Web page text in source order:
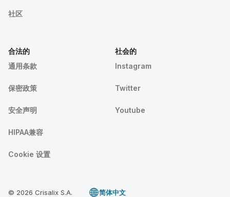
社区
合法的
通用条款
保密政策
安全声明
HIPAA兼容
Cookie 设置
社会的
Instagram
Twitter
Youtube
© 2026 Crisalix S.A. 简体中文